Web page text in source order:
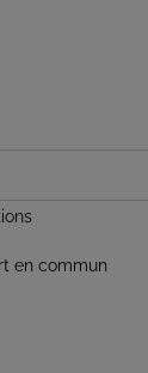
en commun